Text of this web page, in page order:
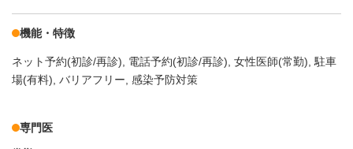
機能・特徴
ネット予約(初診/再診) 電話予約(初診/再診) 女性医師(常勤) 駐車
場(有料) バリアフリー 感染予防対策
専門医